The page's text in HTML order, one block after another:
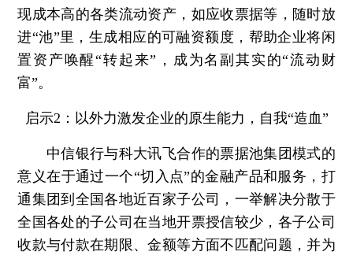
现成本高的各类流动资产，如应收票据等，随时放
进“池”里，生成相应的可融资额度，帮助企业将闲
置资产唤醒“转起来”，成为名副其实的“流动财
富”。
启示2：以外力激发企业的原生能力，自我“造血”
中信银行与科大讯飞合作的票据池集团模式的
意义在于通过一个“切入点”的金融产品和服务，打
通集团到全国各地近百家子公司，一举解决分散于
全国各处的子公司在当地开票授信较少，各子公司
收款与付款在期限、金额等方面不匹配问题，并为